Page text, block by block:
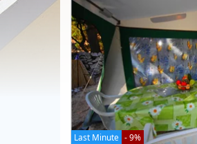
Last Minute - 9%